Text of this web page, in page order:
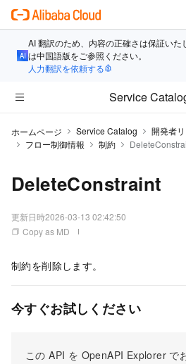
AI 翻訳のため、内容の正確さは保証いた
は中国語版をご参照ください。
人力翻訳を依頼する
Service
ホームページ Service Catalog 開発者
フロー制御情報
制約
DeleteConstraint
更新日時2026-03-13 02:42:50
Copy as MD
制約を削除します。
今すぐお試しください
この API を OpenAPI Explorer で